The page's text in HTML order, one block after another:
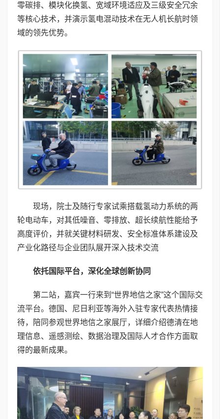
零碳排、模块化换氢、宽域环境适应及三级安全冗余
等核心技术，并演示氢电混动技术在无人机长航时领
域的领先优势。
现场，院士及随行专家试乘搭载氢动力系统的两
轮电动车，对其低噪音、零排放、超长续航性能给予
高度评价，并就关键材料研发、安全标准体系建设及
产业化路径与企业团队展开深入技术交流
依托国际平台，深化全球创新协同
第二站，嘉宾一行来到“世界地信之家”这个国际交
流平台。德国、尼日利亚等海外入驻专家代表热情接
待，陪同参观世界地信之家展厅，详细介绍德清在地
理信息、遥感测绘、数据治理及国际人才合作方面取
得的最新成果。